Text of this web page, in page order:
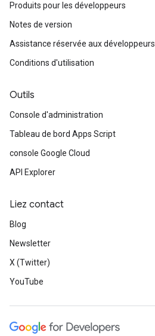
Produits pour les développeurs
Notes de version
Assistance réservée aux développeurs
Conditions d'utilisation
Outils
Console d'administration
Tableau de bord Apps Script
console Google Cloud
API Explorer
Liez contact
Blog
Newsletter
X (Twitter)
YouTube